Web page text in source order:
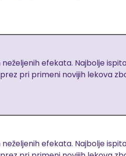
efekata. Najbolje
pri primeni novijih lekova
efekata. Najbolje